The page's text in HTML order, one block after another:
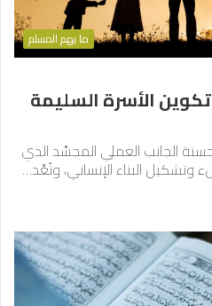
ما يهم المسلم
الأسرة السليمة
الجانب العملي المجسَّد الذي
وتشكيل البناء الإنساني، وتُعَّد…